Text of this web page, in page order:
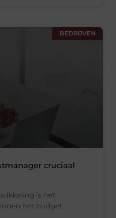
BEDRIJVEN
cruciaal
is het
het budget